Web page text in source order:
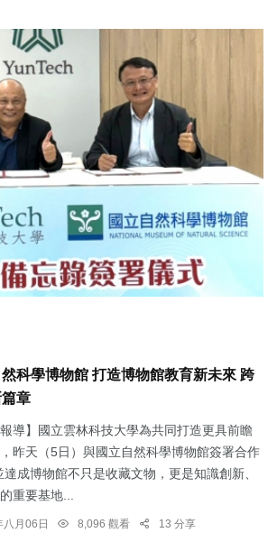
科學博物館 打造博物館教育新未來 跨
章
報導】國立雲林科技大學為共同打造更具前瞻
昨天（5日）與國立自然科學博物館簽署合作
成博物館不只是收藏文物，更是知識創新、
重要基地...
月06日 8,096 觀看 13 分享